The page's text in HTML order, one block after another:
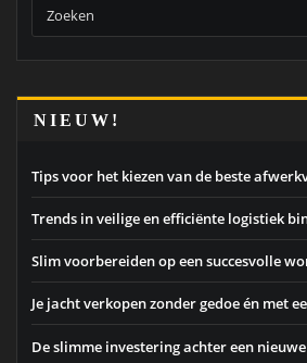
NIEUW!
Tips voor het kiezen van de beste
Trends in veilige en efficiënte logistiek
Slim voorbereiden op een succesvolle
Je jacht verkopen zonder gedoe én met
De slimme investering achter een